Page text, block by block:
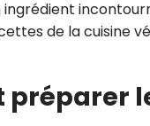
ingrédient
de la cuisine
préparer